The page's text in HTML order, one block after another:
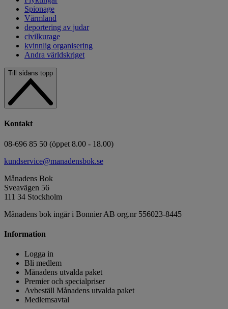
Spionage
Värmland
deportering av judar
civilkurage
kvinnlig organisering
Andra världskriget
Till sidans topp
Kontakt
08-696 85 50 (öppet 8.00 - 18.00)
kundservice@manadensbok.se
Månadens Bok
Sveavägen 56
111 34 Stockholm
Månadens bok ingår i Bonnier AB org.nr 556023-8445
Information
Logga in
Bli medlem
Månadens utvalda paket
Premier och specialpriser
Avbeställ Månadens utvalda paket
Medlemsavtal